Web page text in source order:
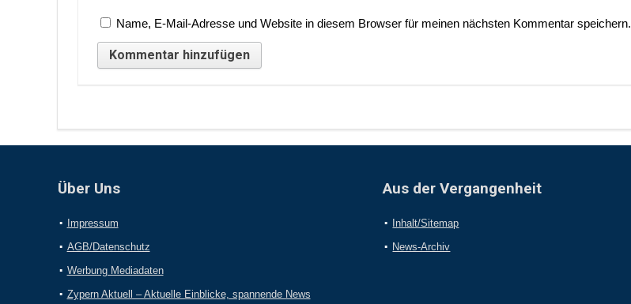
Name, E-Mail-Adresse und Website in diesem Browser für meinen nächsten Kommentar speichern.
Über Uns
Impressum
AGB/Datenschutz
Werbung Mediadaten
Zypern Aktuell – Aktuelle Einblicke, spannende News
Aus der Vergangenheit
Inhalt/Sitemap
News-Archiv